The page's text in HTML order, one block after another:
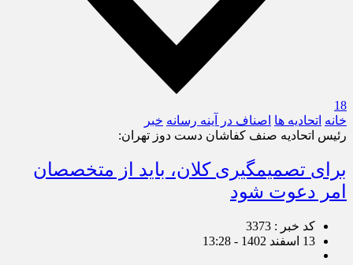
18
خانه اتحادیه ها اصناف در آینه رسانه خبر
رئیس اتحادیه صنف كفاشان دست دوز تهران:
برای تصمیم‎گیری كلان، باید از متخصصان
امر دعوت شود
کد خبر : 3373
13 اسفند 1402 - 13:28